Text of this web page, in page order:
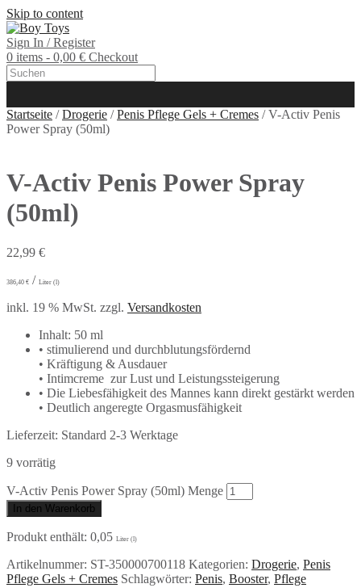
Skip to content
Sign In / Register
0 items - 0,00 € Checkout
Startseite /Drogerie /Penis Pflege Gels + Cremes / V-Activ Penis
Power Spray (50ml)
V-Activ Penis Power Spray
(50ml)
22,99 €
386,40 € / Liter (l)
inkl. 19 % MwSt. zzgl. Versandkosten
Inhalt: 50 ml
• stimulierend und durchblutungsfördernd
• Kräftigung & Ausdauer
• Intimcreme zur Lust und Leistungssteigerung
• Die Liebesfähigkeit des Mannes kann direkt gestärkt werden
• Deutlich angeregte Orgasmusfähigkeit
Lieferzeit: Standard 2-3 Werktage
9 vorrätig
V-Activ Penis Power Spray (50ml) Menge
In den Warenkorb
Produkt enthält: 0,05 Liter (l)
Artikelnummer: ST-350000700118 Kategorien: Drogerie, Penis
Pflege Gels + Cremes Schlagwörter: Penis, Booster, Pflege